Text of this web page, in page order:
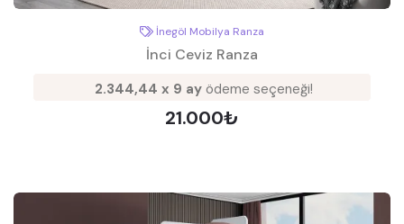
İnegöl Mobilya Ranza
İnci Ceviz Ranza
2.344,44 x 9 ayödeme seçeneği!
21.000₺